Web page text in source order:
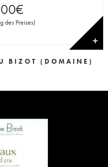
€
des Preises)
✕
BIZOT (DOMAINE)